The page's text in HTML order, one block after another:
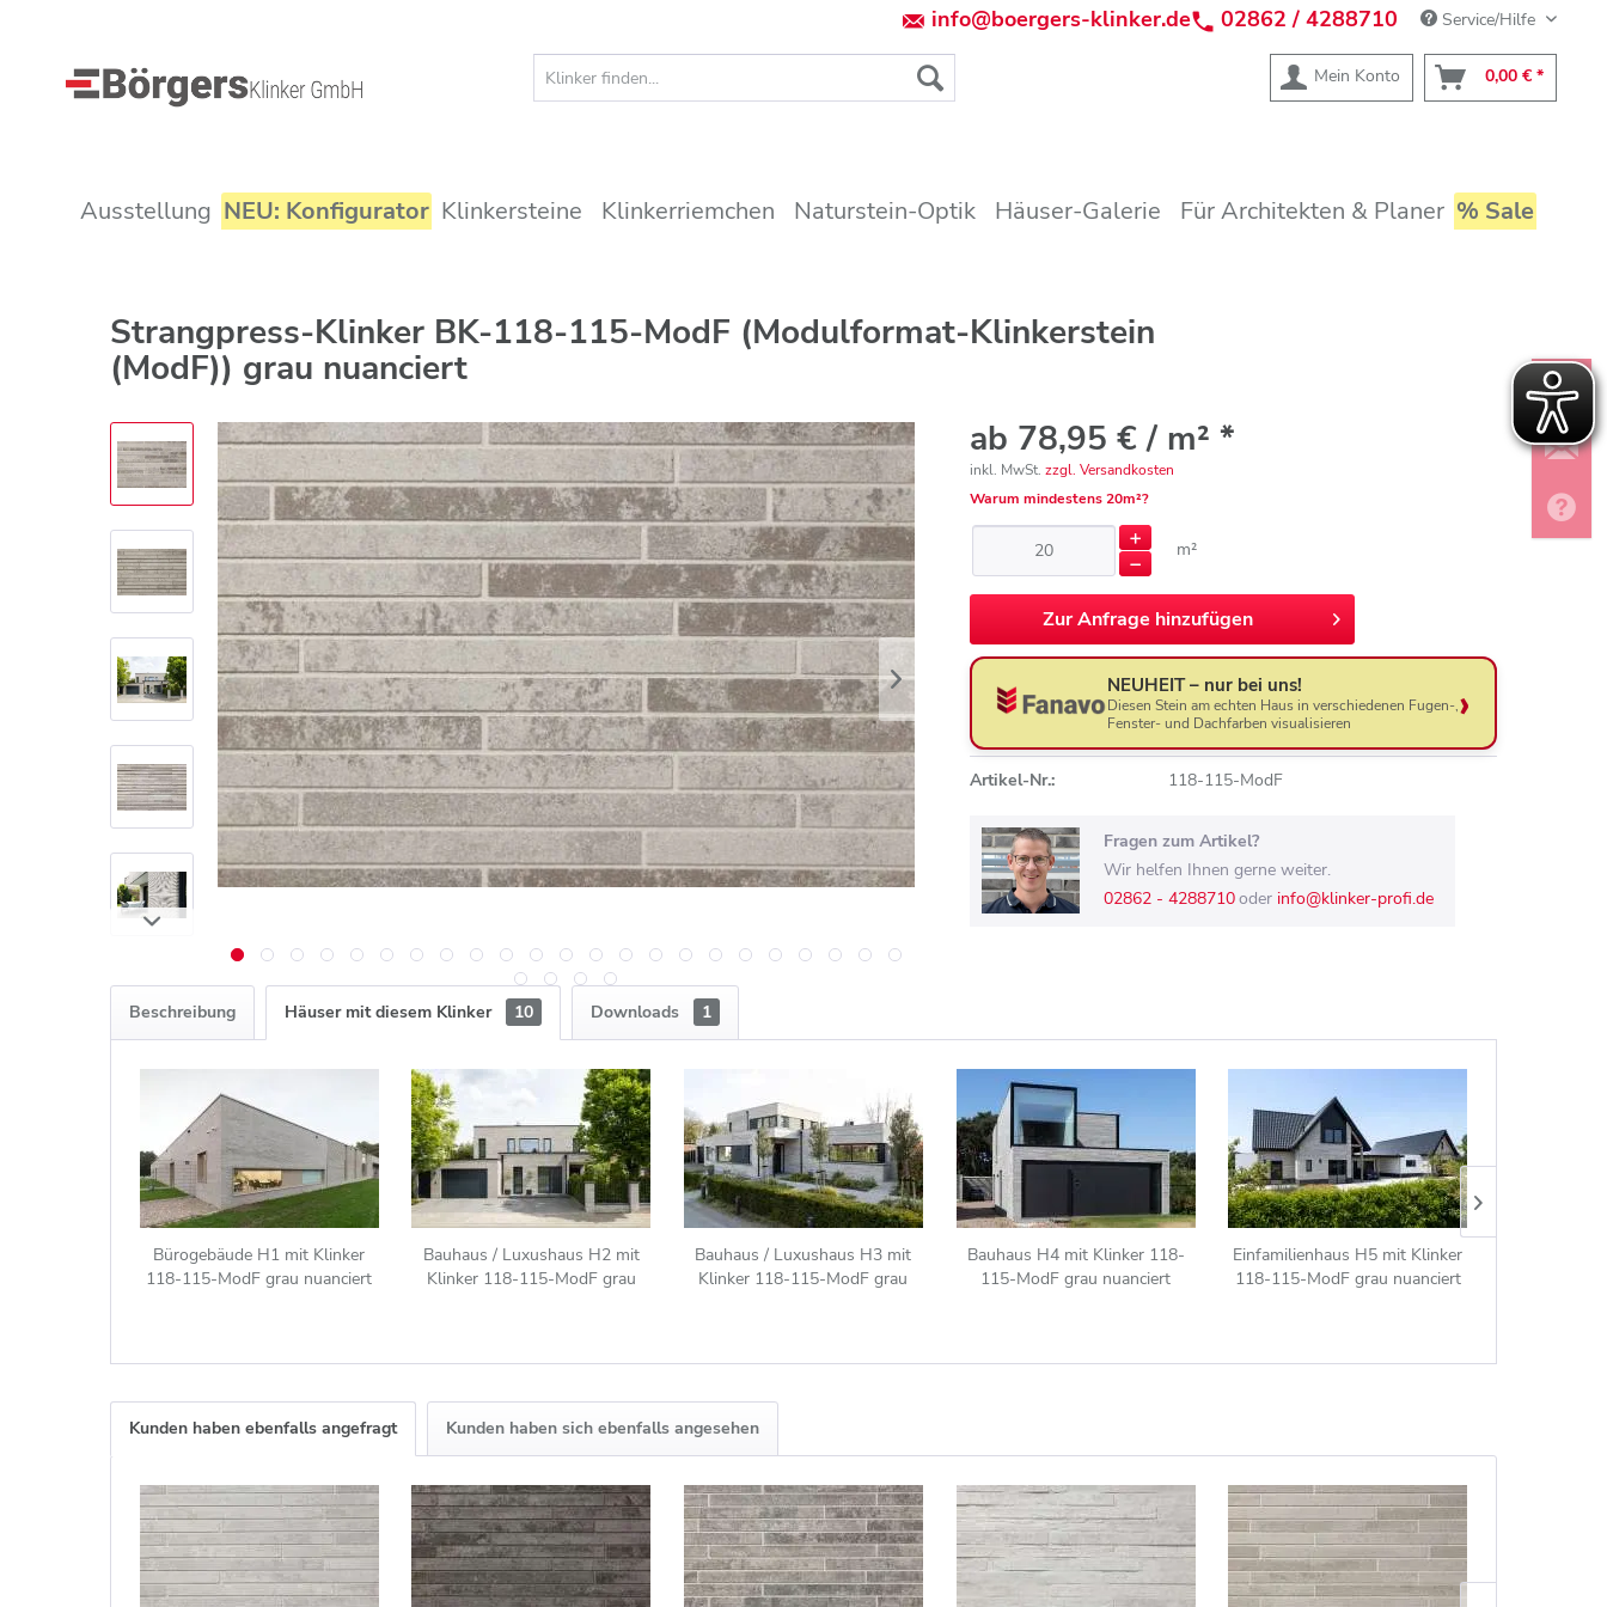
info@boergers-klinker.de 02862 / 4288710 Service/Hilfe
Mein Konto 0,00 € *
Ausstellung NEU: Konfigurator Klinkersteine Klinkerriemchen Naturstein-Optik Häuser-Galerie Für Architekten & Planer % Sale
Strangpress-Klinker BK-118-115-ModF (Modulformat-Klinkerstein
(ModF)) grau nuanciert
ab 78,95 € / m² *
inkl. MwSt.zzgl. Versandkosten
Warum mindestens 20m²?
m²
ZurAnfrage hinzufügen
NEUHEIT – nur bei uns!
Diesen Stein am echten Haus in verschiedenen Fugen-,
Fenster- und Dachfarben visualisieren
Artikel-Nr.: 118-115-ModF
Fragen zum Artikel?
Wir helfen Ihnen gerne weiter.
02862 - 4288710oder info@klinker-profi.de
Beschreibung Häuser mit diesem Klinker 10 Downloads 1
Bürogebäude H1 mit Klinker
118-115-ModF grau nuanciert
Bauhaus / Luxushaus H2 mit
Klinker 118-115-ModF grau
Bauhaus / Luxushaus H3 mit
Klinker 118-115-ModF grau
Bauhaus H4 mit Klinker 118-
115-ModF grau nuanciert
Einfamilienhaus H5 mit Klinker
118-115-ModF grau nuanciert
Kunden haben ebenfalls angefragt Kunden haben sich ebenfalls angesehen